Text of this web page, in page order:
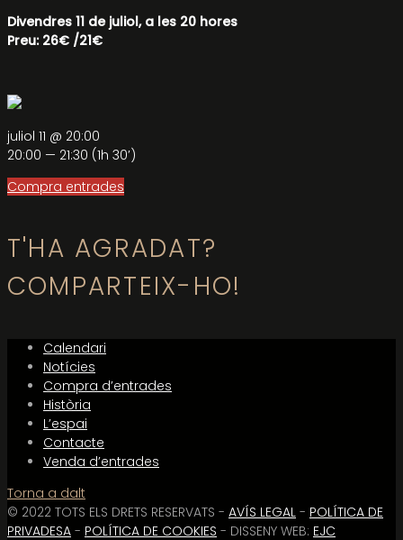
Divendres 11 de juliol, a les 20 hores
Preu: 26€ /21€
juliol 11 @ 20:00
20:00 — 21:30 (1h 30′)
Compra entrades
T'HA AGRADAT?
COMPARTEIX-HO!
Calendari
Notícies
Compra d’entrades
Història
L’espai
Contacte
Venda d’entrades
Torna a dalt
© 2022 TOTS ELS DRETS RESERVATS - AVÍS LEGAL - POLÍTICA DE
PRIVADESA - POLÍTICA DE COOKIES - DISSENY WEB: EJC